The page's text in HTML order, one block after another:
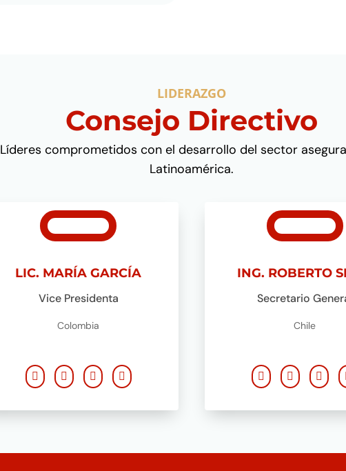
LIDERAZGO
Consejo Directivo
Líderes comprometidos con el desarrollo del sector
Latinoamérica.
LIC. MARÍA GARCÍA
Vice Presidenta
Colombia
   
ING. ROBERTO
Secretario
Chile
  